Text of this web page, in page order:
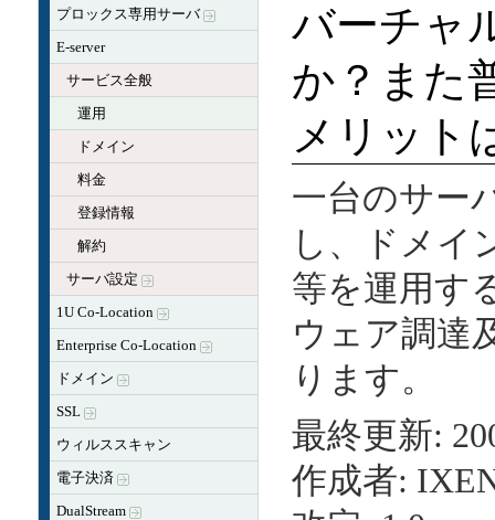
プロックス専用サーバ
E-server
サービス全般
運用
ドメイン
料金
登録情報
解約
サーバ設定
1U Co-Location
Enterprise Co-Location
ドメイン
SSL
ウィルススキャン
電子決済
DualStream
バーチャ
か？また
メリット
一台のサー
し、ドメイ
等を運用す
ウェア調達
ります。
最終更新:
作成者: